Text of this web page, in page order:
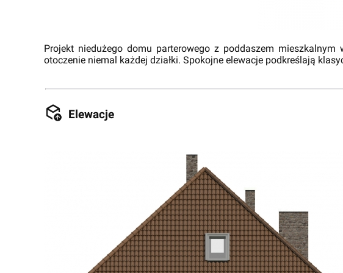
Projekt niedużego domu parterowego z poddaszem
otoczenie niemal każdej działki. Spokojne elewacje podkreślają
Elewacje